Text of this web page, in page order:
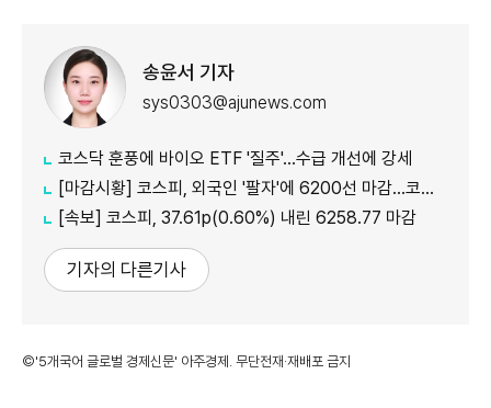
송윤서 기자
sys0303@ajunews.com
코스닥 훈풍에 바이오 ETF '질주'…수급 개선에 강세
[마감시황] 코스피, 외국인 '팔자'에 6200선 마감…코스닥도 하락
[속보] 코스피, 37.61p(0.60%) 내린 6258.77 마감
기자의 다른기사
©'5개국어 글로벌 경제신문' 아주경제. 무단전재·재배포 금지